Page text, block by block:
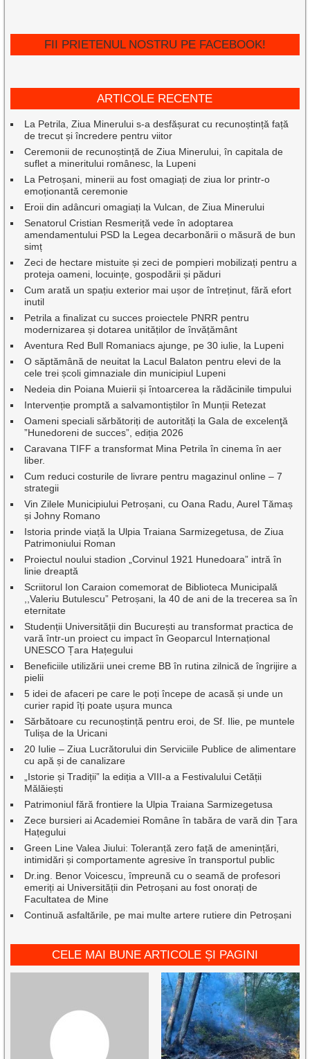
FII PRIETENUL NOSTRU PE FACEBOOK!
ARTICOLE RECENTE
La Petrila, Ziua Minerului s-a desfășurat cu recunoștință față
de trecut și încredere pentru viitor
Ceremonii de recunoștință de Ziua Minerului, în capitala de
suflet a mineritului românesc, la Lupeni
La Petroșani, minerii au fost omagiați de ziua lor printr-o
emoționantă ceremonie
Eroii din adâncuri omagiați la Vulcan, de Ziua Minerului
Senatorul Cristian Resmeriță vede în adoptarea
amendamentului PSD la Legea decarbonării o măsură de bun
simț
Zeci de hectare mistuite și zeci de pompieri mobilizați pentru a
proteja oameni, locuințe, gospodării și păduri
Cum arată un spațiu exterior mai ușor de întreținut, fără efort
inutil
Petrila a finalizat cu succes proiectele PNRR pentru
modernizarea și dotarea unităților de învățământ
Aventura Red Bull Romaniacs ajunge, pe 30 iulie, la Lupeni
O săptămână de neuitat la Lacul Balaton pentru elevi de la
cele trei școli gimnaziale din municipiul Lupeni
Nedeia din Poiana Muierii și întoarcerea la rădăcinile timpului
Intervenție promptă a salvamontiștilor în Munții Retezat
Oameni speciali sărbătoriți de autorități la Gala de excelenţă
”Hunedoreni de succes”, ediția 2026
Caravana TIFF a transformat Mina Petrila în cinema în aer
liber.
Cum reduci costurile de livrare pentru magazinul online – 7
strategii
Vin Zilele Municipiului Petroșani, cu Oana Radu, Aurel Tămaș
și Johny Romano
Istoria prinde viață la Ulpia Traiana Sarmizegetusa, de Ziua
Patrimoniului Roman
Proiectul noului stadion „Corvinul 1921 Hunedoara” intră în
linie dreaptă
Scriitorul Ion Caraion comemorat de Biblioteca Municipală
,,Valeriu Butulescu” Petroșani, la 40 de ani de la trecerea sa în
eternitate
Studenții Universității din București au transformat practica de
vară într-un proiect cu impact în Geoparcul Internațional
UNESCO Țara Hațegului
Beneficiile utilizării unei creme BB în rutina zilnică de îngrijire a
pielii
5 idei de afaceri pe care le poți începe de acasă și unde un
curier rapid îți poate ușura munca
Sărbătoare cu recunoștință pentru eroi, de Sf. Ilie, pe muntele
Tulișa de la Uricani
20 Iulie – Ziua Lucrătorului din Serviciile Publice de alimentare
cu apă și de canalizare
„Istorie și Tradiții” la ediția a VIII-a a Festivalului Cetății
Mălăiești
Patrimoniul fără frontiere la Ulpia Traiana Sarmizegetusa
Zece bursieri ai Academiei Române în tabăra de vară din Țara
Hațegului
Green Line Valea Jiului: Toleranță zero față de amenințări,
intimidări și comportamente agresive în transportul public
Dr.ing. Benor Voicescu, împreună cu o seamă de profesori
emeriți ai Universității din Petroșani au fost onorați de
Facultatea de Mine
Continuă asfaltările, pe mai multe artere rutiere din Petroșani
CELE MAI BUNE ARTICOLE ȘI PAGINI